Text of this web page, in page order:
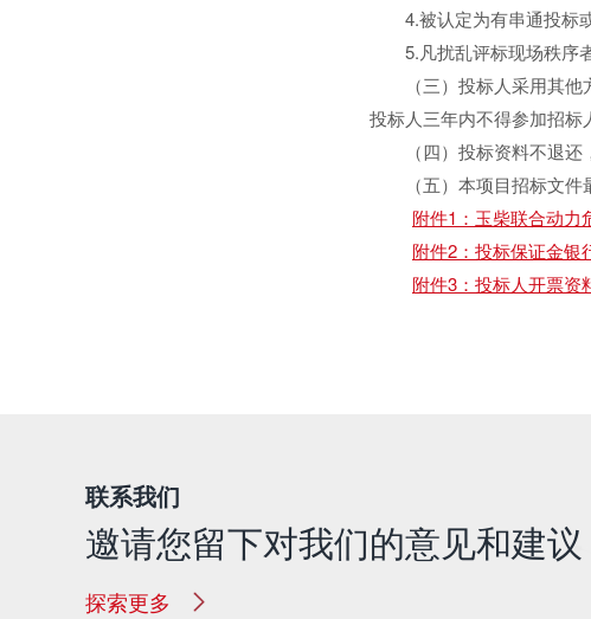
4.被认定为有串通投标或
5.凡扰乱评标现场秩序者
（三）投标人采用其他方
投标人三年内不得参加招标
（四）投标资料不退还，
（五）本项目招标文件
附件1：玉柴联合动力
附件2：投标保证金银
附件3：投标人开票资
广西玉柴
2024
联系我们
邀请您留下对我们的意见和建议
探索更多